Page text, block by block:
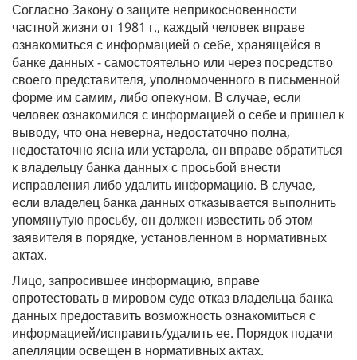
Согласно Закону о защите неприкосновенности
частной жизни от 1981 г., каждый человек вправе
ознакомиться с информацией о себе, хранящейся в
банке данных - самостоятельно или через посредство
своего представителя, уполномоченного в письменной
форме им самим, либо опекуном. В случае, если
человек ознакомился с информацией о себе и пришел к
выводу, что она неверна, недостаточно полна,
недостаточно ясна или устарела, он вправе обратиться
к владельцу банка данных с просьбой внести
исправления либо удалить информацию. В случае,
если владелец банка данных отказывается выполнить
упомянутую просьбу, он должен известить об этом
заявителя в порядке, установленном в нормативных
актах.
Лицо, запросившее информацию, вправе
опротестовать в мировом суде отказ владельца банка
данных предоставить возможность ознакомиться с
информацией/исправить/удалить ее. Порядок подачи
апелляции освещен в нормативных актах.